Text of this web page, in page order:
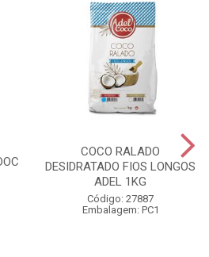
COCO RALADO
DESIDRATADO FIOS LONGOS
ADEL 1KG
Código: 27887
Embalagem: PC1